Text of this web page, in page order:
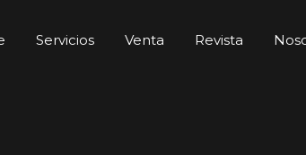
Servicios Venta Revista